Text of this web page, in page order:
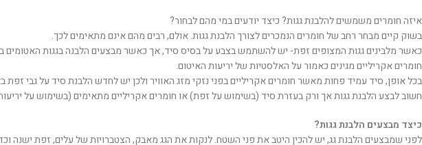
איזה חומרים משמשים להלבנת גגות? כיצד יודעים במי מהם לבחור?
בשוק קיים מבחר רחב של חומרים הנמכרים לצורך הלבנת גגות. אולם, רבים מהם אינם מתאימים לכך.
כאשר מלבינים גגות המצופים זפת- יש להשתמש בצבע על בסיס סיד, אך כאשר מבצעים הלבנה בגגות האטומים
חומרים אקריליים מגינים כאמור על האלסטיות של יריעות האיטום.
בכל אופן, סיד עמיד פחות מאשר חומרים אקריליים בפני נזקי מזג האוויר ולכן יש לחדש הלבנת סיד על גבי זפת
חשוב לבצע הלבנת גגות אך ורק בעזרת סיד (בשימוש על זפת) או חומרים אקריליים מתאימים (בשימוש על
כיצד מבצעים הלבנת גגות?
לפני שמבצעים הלבנת גג, יש להכין היטב את פני השטח. לנקות את הגג מאבק, הצטברויות של עלים, זפת ישנה